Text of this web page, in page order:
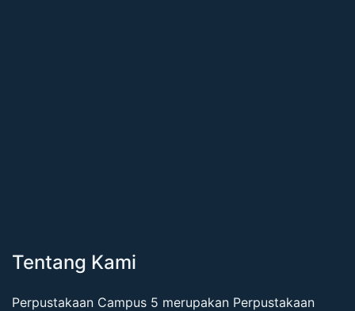
Tentang Kami
Perpustakaan Campus 5 merupakan Perpustakaan